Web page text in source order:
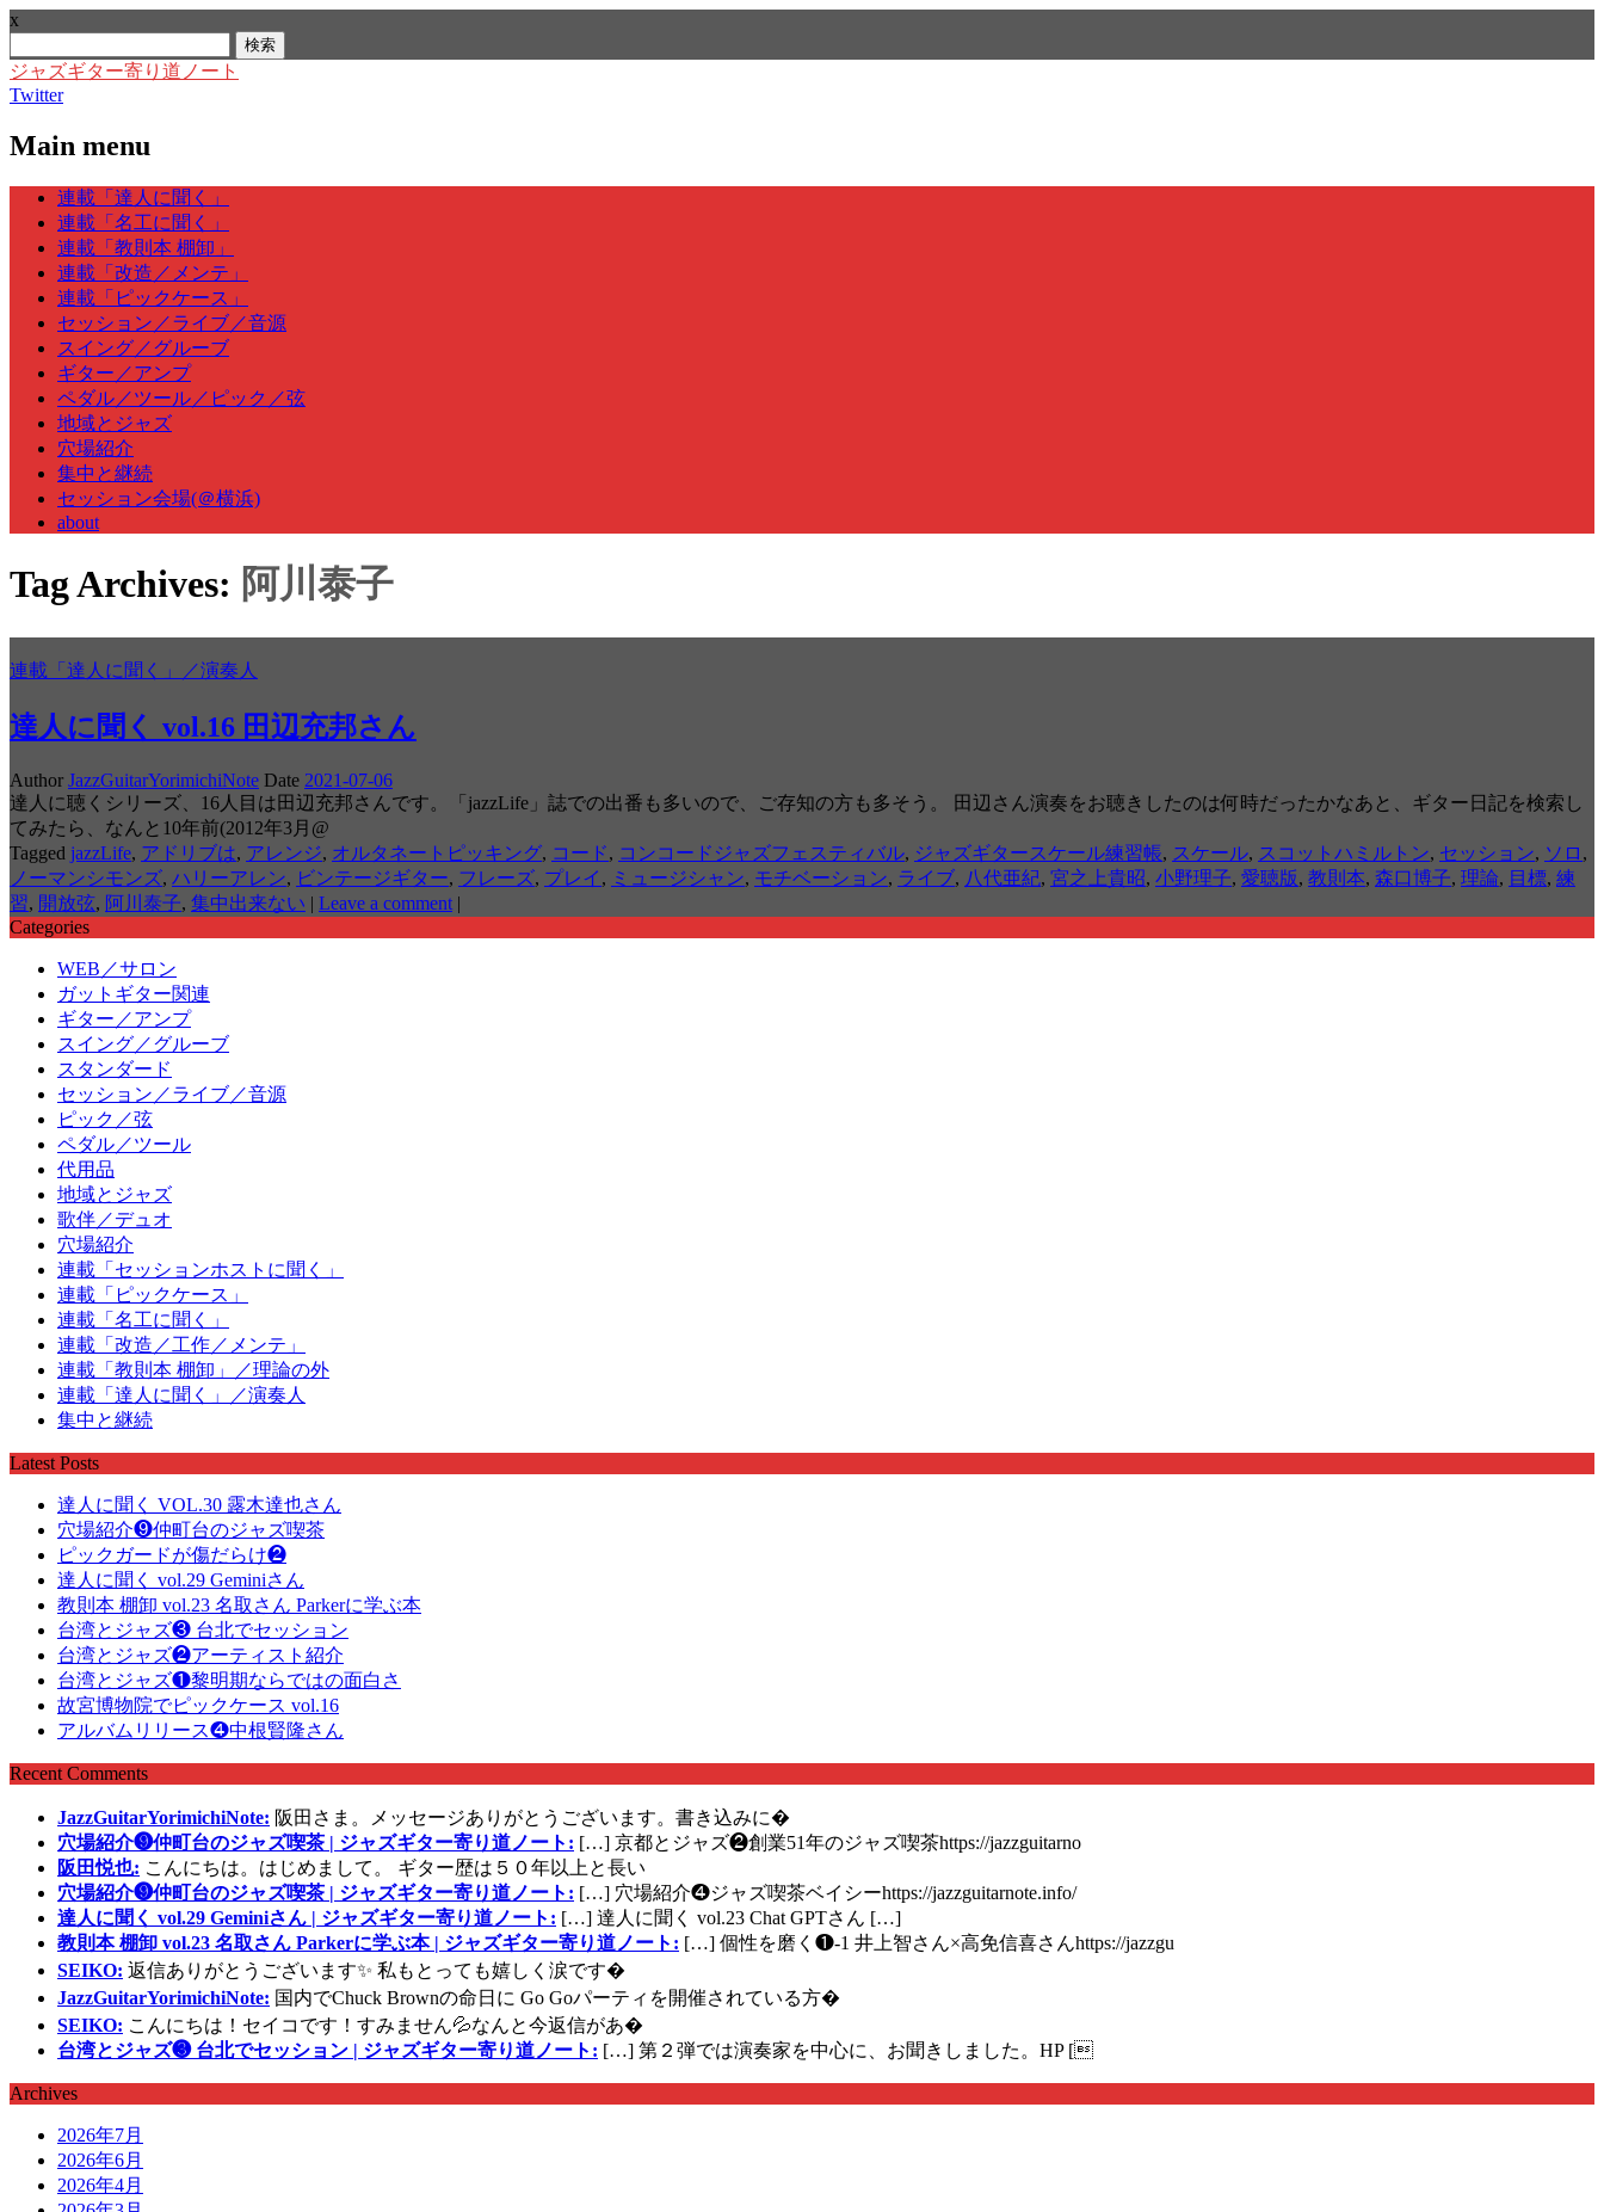
x
索:
ジャズギター寄り道ノート
Twitter
Main menu
Skip
content
連載「達人に聞く」
連載「名工に聞く」
連載「教則本 棚卸」
連載「改造／メンテ」
連載「ピックケース」
セッション／ライブ／音源
スイング／グルーブ
ギター／アンプ
ペダル／ツール／ピック／弦
地域とジャズ
穴場紹介
集中と継続
セッション会場(＠横浜)
about
Tag Archives: 阿川泰子
連載「達人に聞く」／演奏人
達人に聞く vol.16 田辺充邦さん
Author JazzGuitarYorimichiNote Date 2021-07-06
達人に聴くシリーズ、16人目は田辺充邦さんです。「jazzLife」誌での出番も多いので、ご存知の方も多そう。 田辺さん演奏をお聴きしたのは何時だったかなあと、ギター日記を検索し
てみたら、なんと10年前(2012年3月@
Tagged jazzLife, アドリブは, アレンジ, オルタネートピッキング, コード, コンコードジャズフェスティバル, ジャズギタースケール練習帳, スケール, スコットハミルトン, セッション, ソロ ,
ノーマンシモンズ, ハリーアレン, ビンテージギター, フレーズ, プレイ , ミュージシャン, モチベーション, ライブ, 八代亜紀, 宮之上貴昭, 小野理子, 愛聴版, 教則本, 森口博子, 理論, 目標, 練
習, 開放弦, 阿川泰子, 集中出来ない | Leave a comment |
Categories
WEB／サロン
ガットギター関連
ギター／アンプ
スイング／グルーブ
スタンダード
セッション／ライブ／音源
ピック／弦
ペダル／ツール
代用品
地域とジャズ
歌伴／デュオ
穴場紹介
連載「セッションホストに聞く」
連載「ピックケース」
連載「名工に聞く」
連載「改造／工作／メンテ」
連載「教則本 棚卸」／理論の外
連載「達人に聞く」／演奏人
集中と継続
Latest Posts
達人に聞く VOL.30 露木達也さん
穴場紹介❾仲町台のジャズ喫茶
ピックガードが傷だらけ❷
達人に聞く vol.29 Geminiさん
教則本 棚卸 vol.23 名取さん Parkerに学ぶ本
台湾とジャズ❸ 台北でセッション
台湾とジャズ❷アーティスト紹介
台湾とジャズ❶黎明期ならではの面白さ
故宮博物院でピックケース vol.16
アルバムリリース❹中根賢隆さん
Recent Comments
JazzGuitarYorimichiNote: 阪田さま。メッセージありがとうございます。書き込みに�
穴場紹介❾仲町台のジャズ喫茶 | ジャズギター寄り道ノート: […] 京都とジャズ❷創業51年のジャズ喫茶https://jazzguitarno
阪田悦也: こんにちは。はじめまして。 ギター歴は５０年以上と長い
穴場紹介❾仲町台のジャズ喫茶 | ジャズギター寄り道ノート: […] 穴場紹介❹ジャズ喫茶ベイシーhttps://jazzguitarnote.info/
達人に聞く vol.29 Geminiさん | ジャズギター寄り道ノート: […] 達人に聞く vol.23 Chat GPTさん […]
教則本 棚卸 vol.23 名取さん Parkerに学ぶ本 | ジャズギター寄り道ノート: […] 個性を磨く❶-1 井上智さん×高免信喜さんhttps://jazzgu
SEIKO: 返信ありがとうございます✨ 私もとっても嬉しく涙です�
JazzGuitarYorimichiNote: 国内でChuck Brownの命日に Go Goパーティを開催されている方�
SEIKO: こんにちは！セイコです！すみません💦なんと今返信があ�
台湾とジャズ❸ 台北でセッション | ジャズギター寄り道ノート: […] 第２弾では演奏家を中心に、お聞きしました。HP [
Archives
2026年7月
2026年6月
2026年4月